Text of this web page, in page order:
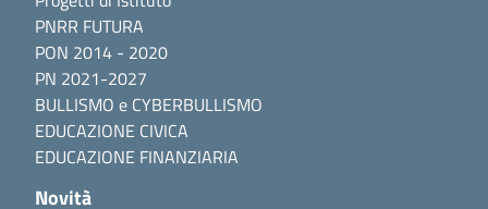
PNRR FUTURA
PON 2014 - 2020
PN 2021-2027
BULLISMO e CYBERBULLISMO
EDUCAZIONE CIVICA
EDUCAZIONE FINANZIARIA
Novità